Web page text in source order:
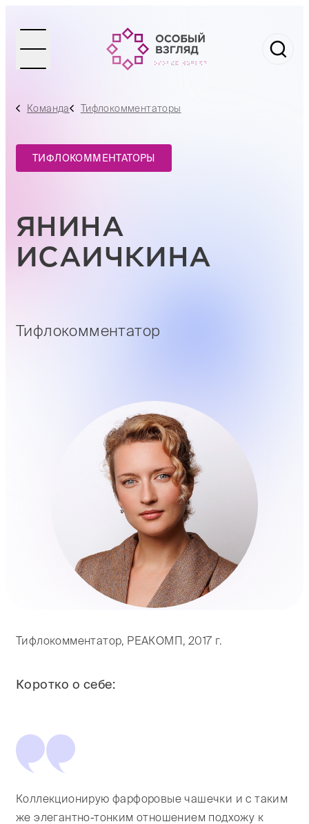
Команда Тифлокомментаторы
ТИФЛОКОММЕНТАТОРЫ
ЯНИНА
ИСАИЧКИНА
Тифлокомментатор
Тифлокомментатор, РЕАКОМП, 2017 г.
Коротко о себе:
Коллекционирую фарфоровые чашечки и с таким
же элегантно-тонким отношением подхожу к